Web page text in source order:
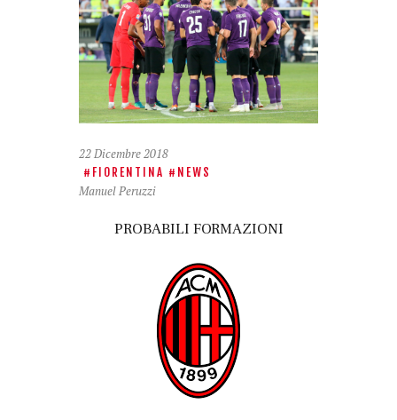
22 Dicembre 2018
FIORENTINA NEWS
Manuel Peruzzi
PROBABILI FORMAZIONI